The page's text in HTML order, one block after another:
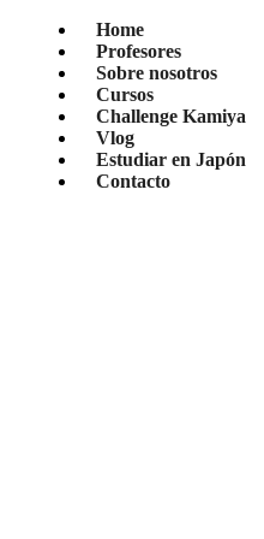
Home
Profesores
Sobre nosotros
Cursos
Challenge Kamiya
Vlog
Estudiar en Japón
Contacto